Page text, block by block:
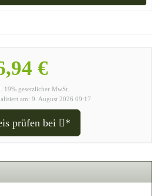
€
19% gesetzlicher MwSt.
am: 9. August 2026 09:17
prüfen bei *